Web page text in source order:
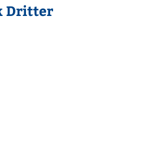
Dritter